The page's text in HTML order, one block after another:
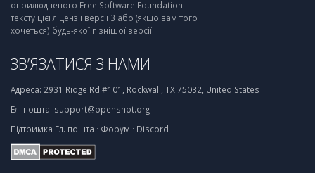
оприлюдненого Free Software Foundation
тексту цієї ліцензії версії 3 або (якщо вам того
хочеться) будь-якої пізнішої версії.
ЗВ’ЯЗАТИСЯ З НАМИ
Адреса: 2931 Ridge Rd #101, Rockwall, TX 75032, United States
Ел. пошта: support@openshot.org
Підтримка Ел. пошта · Форум · Discord